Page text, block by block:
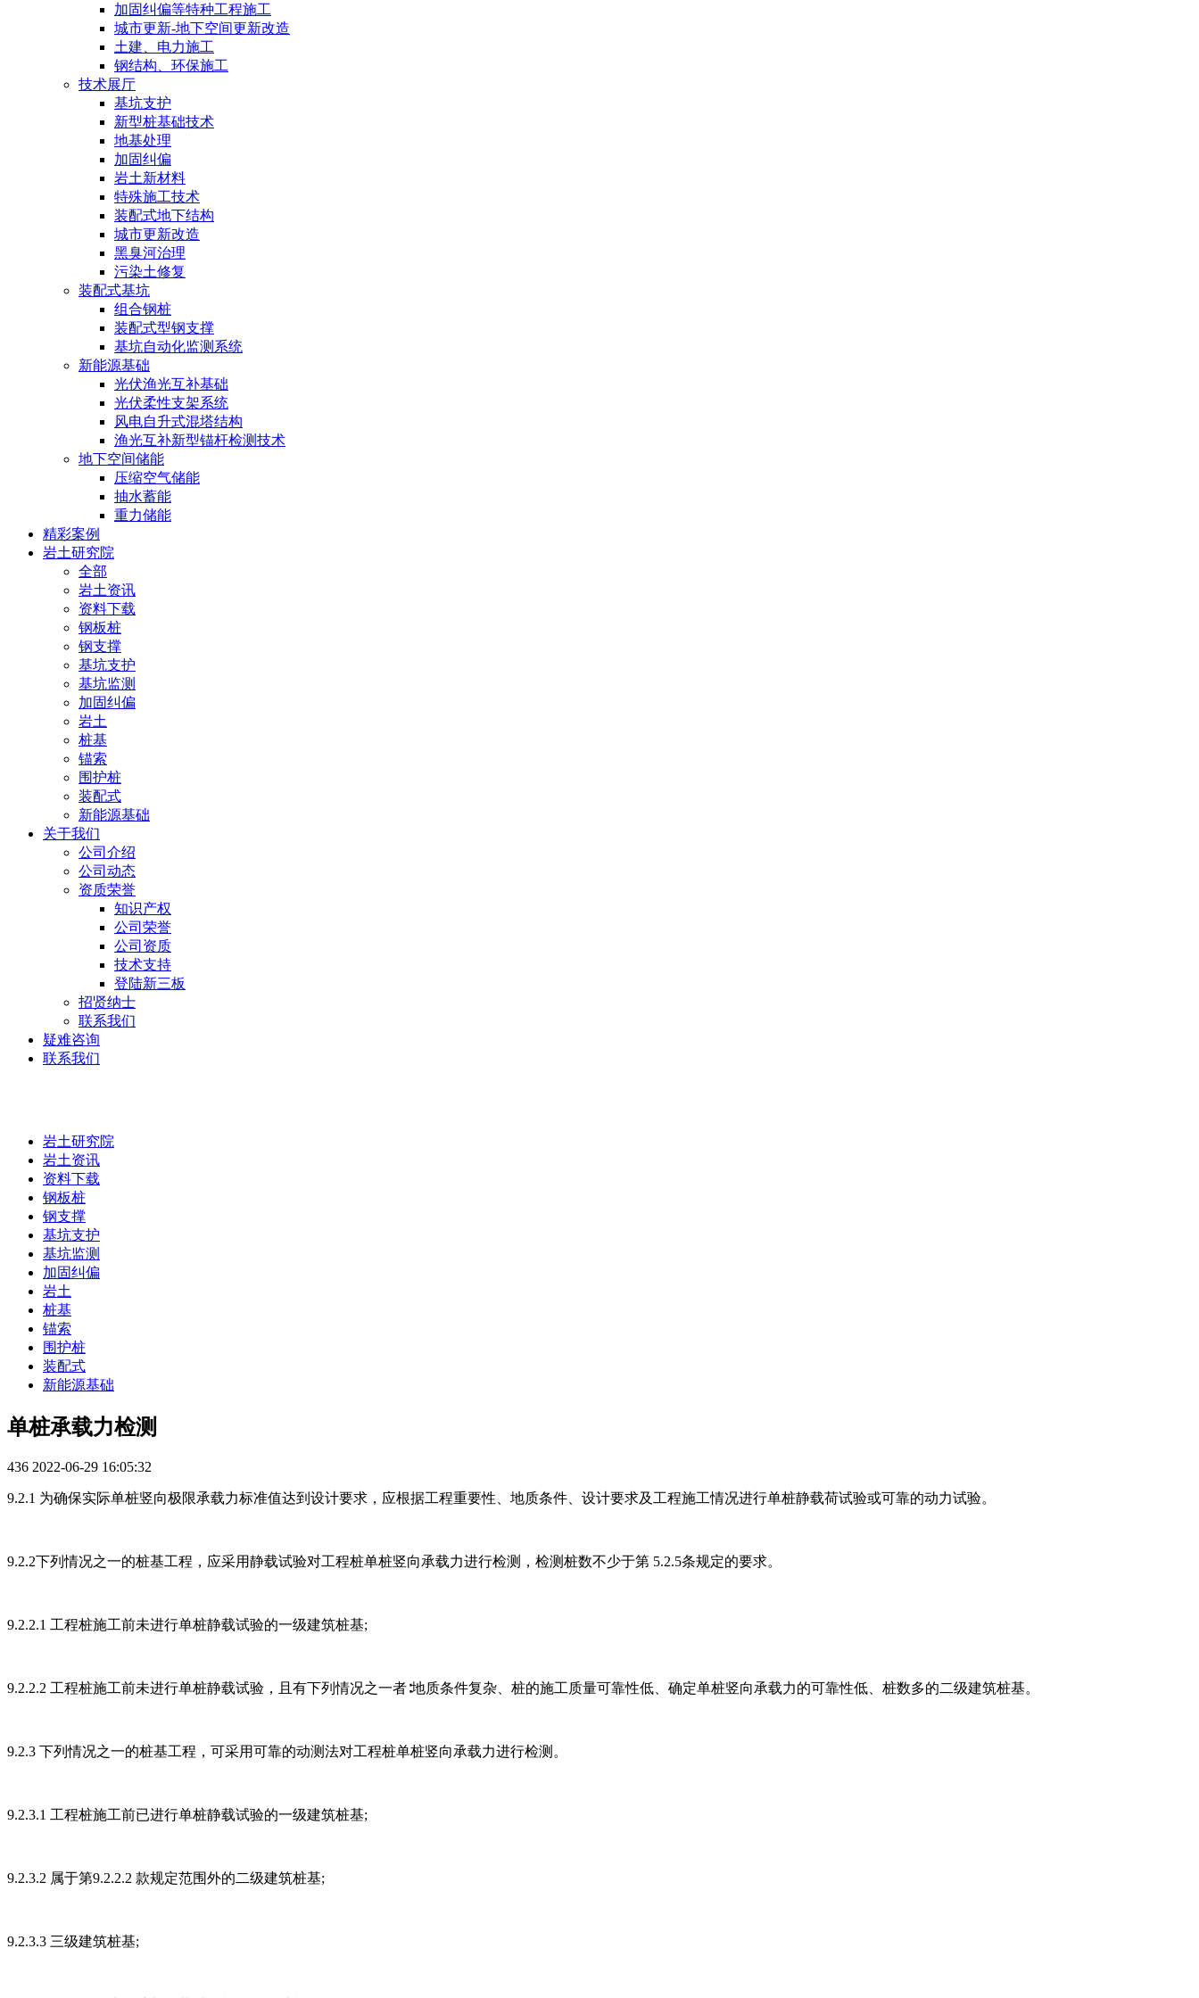
加固纠偏等特种工程施工
城市更新-地下空间更新改造
土建、电力施工
钢结构、环保施工
技术展厅
基坑支护
新型桩基础技术
地基处理
加固纠偏
岩土新材料
特殊施工技术
装配式地下结构
城市更新改造
黑臭河治理
污染土修复
装配式基坑
组合钢桩
装配式型钢支撑
基坑自动化监测系统
新能源基础
光伏渔光互补基础
光伏柔性支架系统
风电自升式混塔结构
渔光互补新型锚杆检测技术
地下空间储能
压缩空气储能
抽水蓄能
重力储能
精彩案例
岩土研究院
全部
岩土资讯
资料下载
钢板桩
钢支撑
基坑支护
基坑监测
加固纠偏
岩土
桩基
锚索
围护桩
装配式
新能源基础
关于我们
公司介绍
公司动态
资质荣誉
知识产权
公司荣誉
公司资质
技术支持
登陆新三板
招贤纳士
联系我们
疑难咨询
联系我们
岩土研究院
岩土资讯
资料下载
钢板桩
钢支撑
基坑支护
基坑监测
加固纠偏
岩土
桩基
锚索
围护桩
装配式
新能源基础
单桩承载力检测
436 2022-06-29 16:05:32
9.2.1 为确保实际单桩竖向极限承载力标准值达到设计要求，应根据工程重要性、地质条件、设计要求及工程施工情况进行单桩静载荷试验或可靠的动力试验。
9.2.2下列情况之一的桩基工程，应采用静载试验对工程桩单桩竖向承载力进行检测，检测桩数不少于第 5.2.5条规定的要求。
9.2.2.1 工程桩施工前未进行单桩静载试验的一级建筑桩基;
9.2.2.2 工程桩施工前未进行单桩静载试验，且有下列情况之一者∶地质条件复杂、桩的施工质量可靠性低、确定单桩竖向承载力的可靠性低、桩数多的二级建筑桩基。
9.2.3 下列情况之一的桩基工程，可采用可靠的动测法对工程桩单桩竖向承载力进行检测。
9.2.3.1 工程桩施工前已进行单桩静载试验的一级建筑桩基;
9.2.3.2 属于第9.2.2.2 款规定范围外的二级建筑桩基;
9.2.3.3 三级建筑桩基;